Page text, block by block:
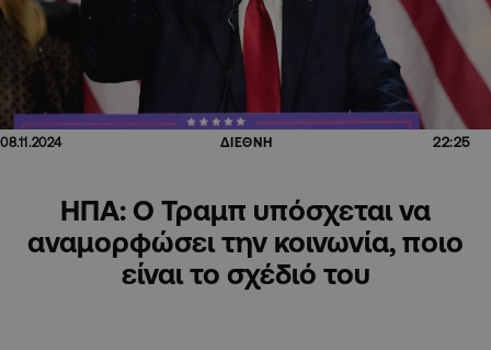
08.11.2024 ΔΙΕΘΝΗ 22:25
ΗΠΑ: Ο Τραμπ υπόσχεται να
αναμορφώσει την κοινωνία, ποιο
είναι το σχέδιό του